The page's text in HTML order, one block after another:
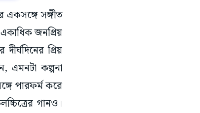
একসঙ্গে সঙ্গীত
জনপ্রিয়
প্রিয়
এমনটা কল্পনা
পারফর্ম করে
গানও।